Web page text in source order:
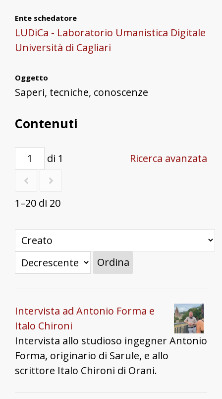
Ente schedatore
LUDiCa - Laboratorio Umanistica Digitale
Università di Cagliari
Oggetto
Saperi, tecniche, conoscenze
Contenuti
di 1
1–20 di 20
Ricerca avanzata
Ordina
Intervista ad Antonio Forma e
Italo Chironi
Intervista allo studioso ingegner Antonio
Forma, originario di Sarule, e allo
scrittore Italo Chironi di Orani.